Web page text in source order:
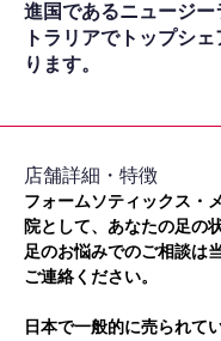
進国であるニュージー
トラリアでトップシ
ります。
​店舗詳細・特徴
フォームソティックス・
院として、あなたの足の
足のお悩みでのご相談は
ご連絡ください。
日本で一般的に売られて